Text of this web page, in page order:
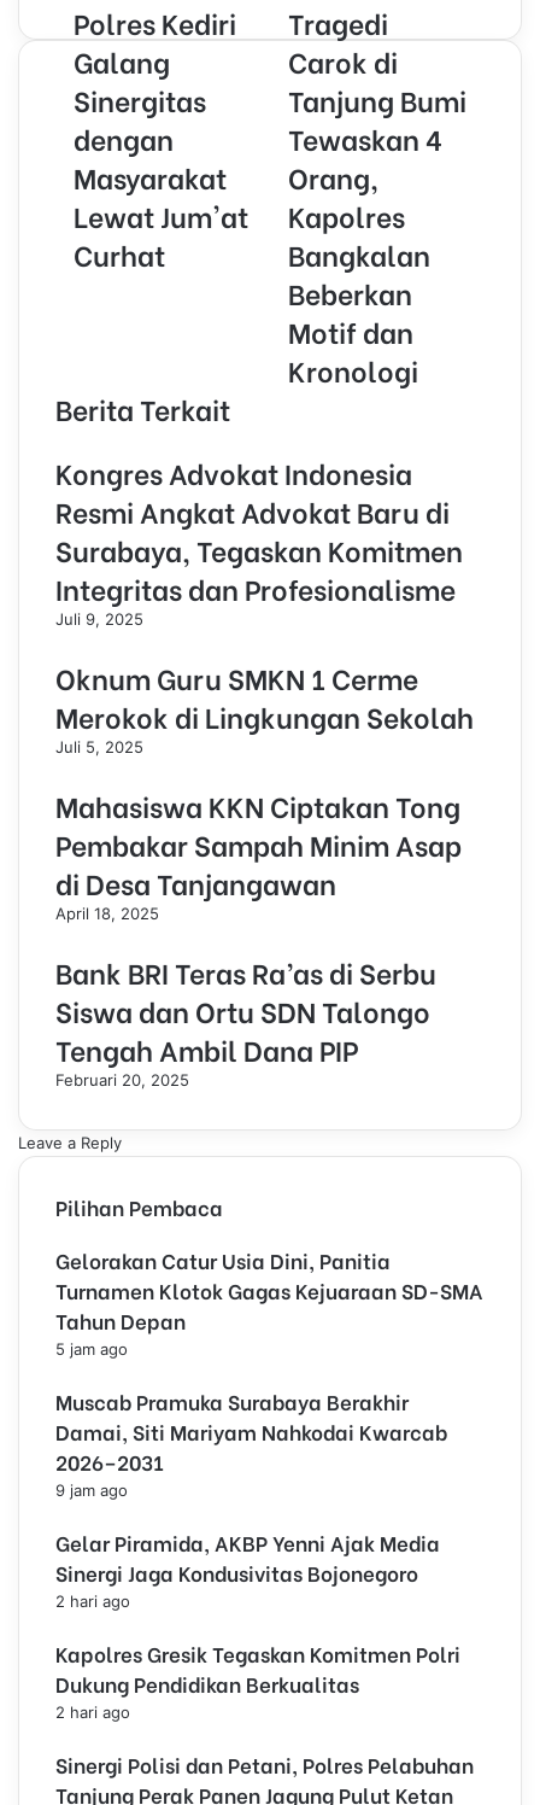
o Polres Kediri
Galang
Sinergitas
dengan
Masyarakat
Lewat Jum'at
Curhat
Tragedi
Carok di
Tanjung Bumi
Tewaskan 4
Orang,
Kapolres
Bangkalan
Beberkan
Motif dan
Kronologi
Berita Terkait
Kongres Advokat Indonesia
Resmi Angkat Advokat Baru di
Surabaya, Tegaskan Komitmen
Integritas dan Profesionalisme
Juli 9, 2025
Oknum Guru SMKN 1 Cerme
Merokok di Lingkungan Sekolah
Juli 5, 2025
Mahasiswa KKN Ciptakan Tong
Pembakar Sampah Minim Asap
di Desa Tanjangawan
April 18, 2025
Bank BRI Teras Ra’as di Serbu
Siswa dan Ortu SDN Talongo
Tengah Ambil Dana PIP
Februari 20, 2025
Leave a Reply
Pilihan Pembaca
Gelorakan Catur Usia Dini, Panitia
Turnamen Klotok Gagas Kejuaraan SD-SMA
Tahun Depan
5 jam ago
Muscab Pramuka Surabaya Berakhir
Damai, Siti Mariyam Nahkodai Kwarcab
2026–2031
9 jam ago
Gelar Piramida, AKBP Yenni Ajak Media
Sinergi Jaga Kondusivitas Bojonegoro
2 hari ago
Kapolres Gresik Tegaskan Komitmen Polri
Dukung Pendidikan Berkualitas
2 hari ago
Sinergi Polisi dan Petani, Polres Pelabuhan
Tanjung Perak Panen Jagung Pulut Ketan